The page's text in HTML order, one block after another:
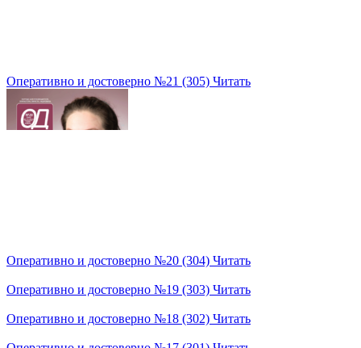
Оперативно и достоверно №21 (305) Читать
Оперативно и достоверно №20 (304) Читать
Оперативно и достоверно №19 (303) Читать
Оперативно и достоверно №18 (302) Читать